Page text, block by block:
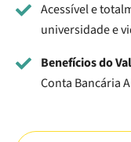
Acessível e
universidade e
Benefícios do
Conta Bancária